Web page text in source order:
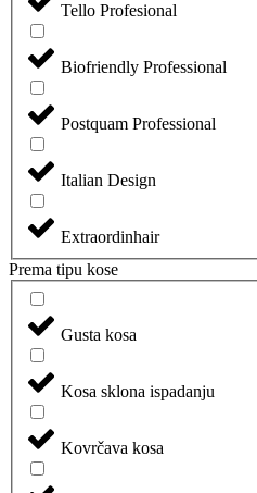
Tello Profesional
Biofriendly Professional
Postquam Professional
Italian Design
Extraordinhair
Prema tipu kose
Gusta kosa
Kosa sklona ispadanju
Kovrčava kosa